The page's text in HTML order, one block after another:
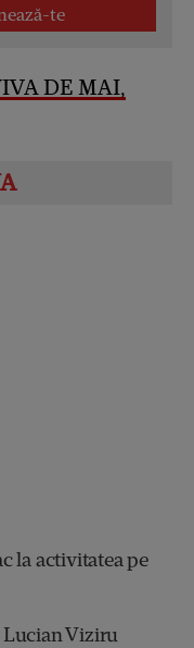
DE MAI,
la activitatea pe
Viziru